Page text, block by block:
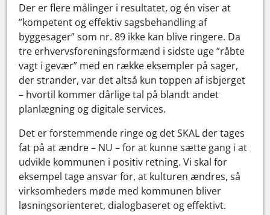
Der er flere målinger i resultatet, og én viser at
”kompetent og effektiv sagsbehandling af
byggesager” som nr. 89 ikke kan blive ringere. Da
tre erhvervsforeningsformænd i sidste uge ”råbte
vagt i gevær” med en række eksempler på sager,
der strander, var det altså kun toppen af isbjerget
– hvortil kommer dårlige tal på blandt andet
planlægning og digitale services.
Det er forstemmende ringe og det SKAL der tages
fat på at ændre – NU – for at kunne sætte gang i at
udvikle kommunen i positiv retning. Vi skal for
eksempel tage ansvar for, at kulturen ændres, så
virksomheders møde med kommunen bliver
løsningsorienteret, dialogbaseret og effektivt.